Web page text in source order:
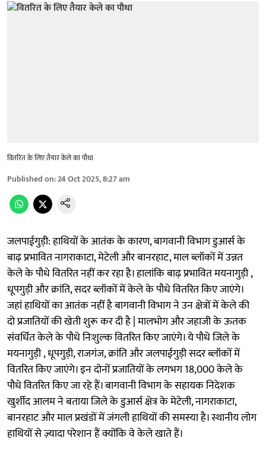
वितरित के लिए तैयार केले का पौधा
Published on:24 Oct 2025, 8:27 am
जलपाईगुड़ी: हाथियों के आतंक के कारण, बागवानी विभाग डुआर्स के
बाढ़ प्रभावित नागराकाटा, मेटेली और बानरहाट, माल ब्लॉकों में उन्नत
केले के पौधे वितरित नहीं कर रहा है। हालांकि बाढ़ प्रभावित मयनागुड़ी ,
धूपगुड़ी और क्रांति, सदर ब्लॉकों में केले के पौधे वितरित किए जाएंगे।
जहां हाथियों का आतंक नहीं है बागवानी विभाग ने उन क्षेत्रों में केले की
दो प्रजातियों की खेती शुरू कर दी है | मालभोग और जहाजी के ऊतक
संवर्धित केले के पौधे निःशुल्क वितरित किए जाएंगे। ये पौधे जिले के
मयनागुड़ी , धूपगुड़ी, राजगंज, क्रांति और जलपाईगुड़ी सदर ब्लॉकों में
वितरित किए जाएंगे। इन दोनों प्रजातियों के लगभग 18,000 केले के
पौधे वितरित किए जा रहे हैं। बागवानी विभाग के सहायक निदेशक
खुर्शीद आलम ने बताया जिले के डुआर्स क्षेत्र के मेटेली, नागराकाटा,
बानरहाट और माल प्रखंडों में जंगली हाथियों की समस्या है। स्थानीय लोग
हाथियों से ज़्यादा परेशान हैं क्योंकि वे केले खाते हैं।